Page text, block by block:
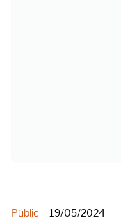
Públic - 19/05/2024